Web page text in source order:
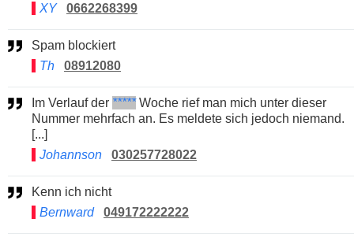
XY
0662268399
Spam blockiert
Th
08912080
Im Verlauf der *****Woche rief man mich unter dieser
Nummer mehrfach an. Es meldete sich jedoch niemand.
[...]
Johannson
030257728022
Kenn ich nicht
Bernward
049172222222